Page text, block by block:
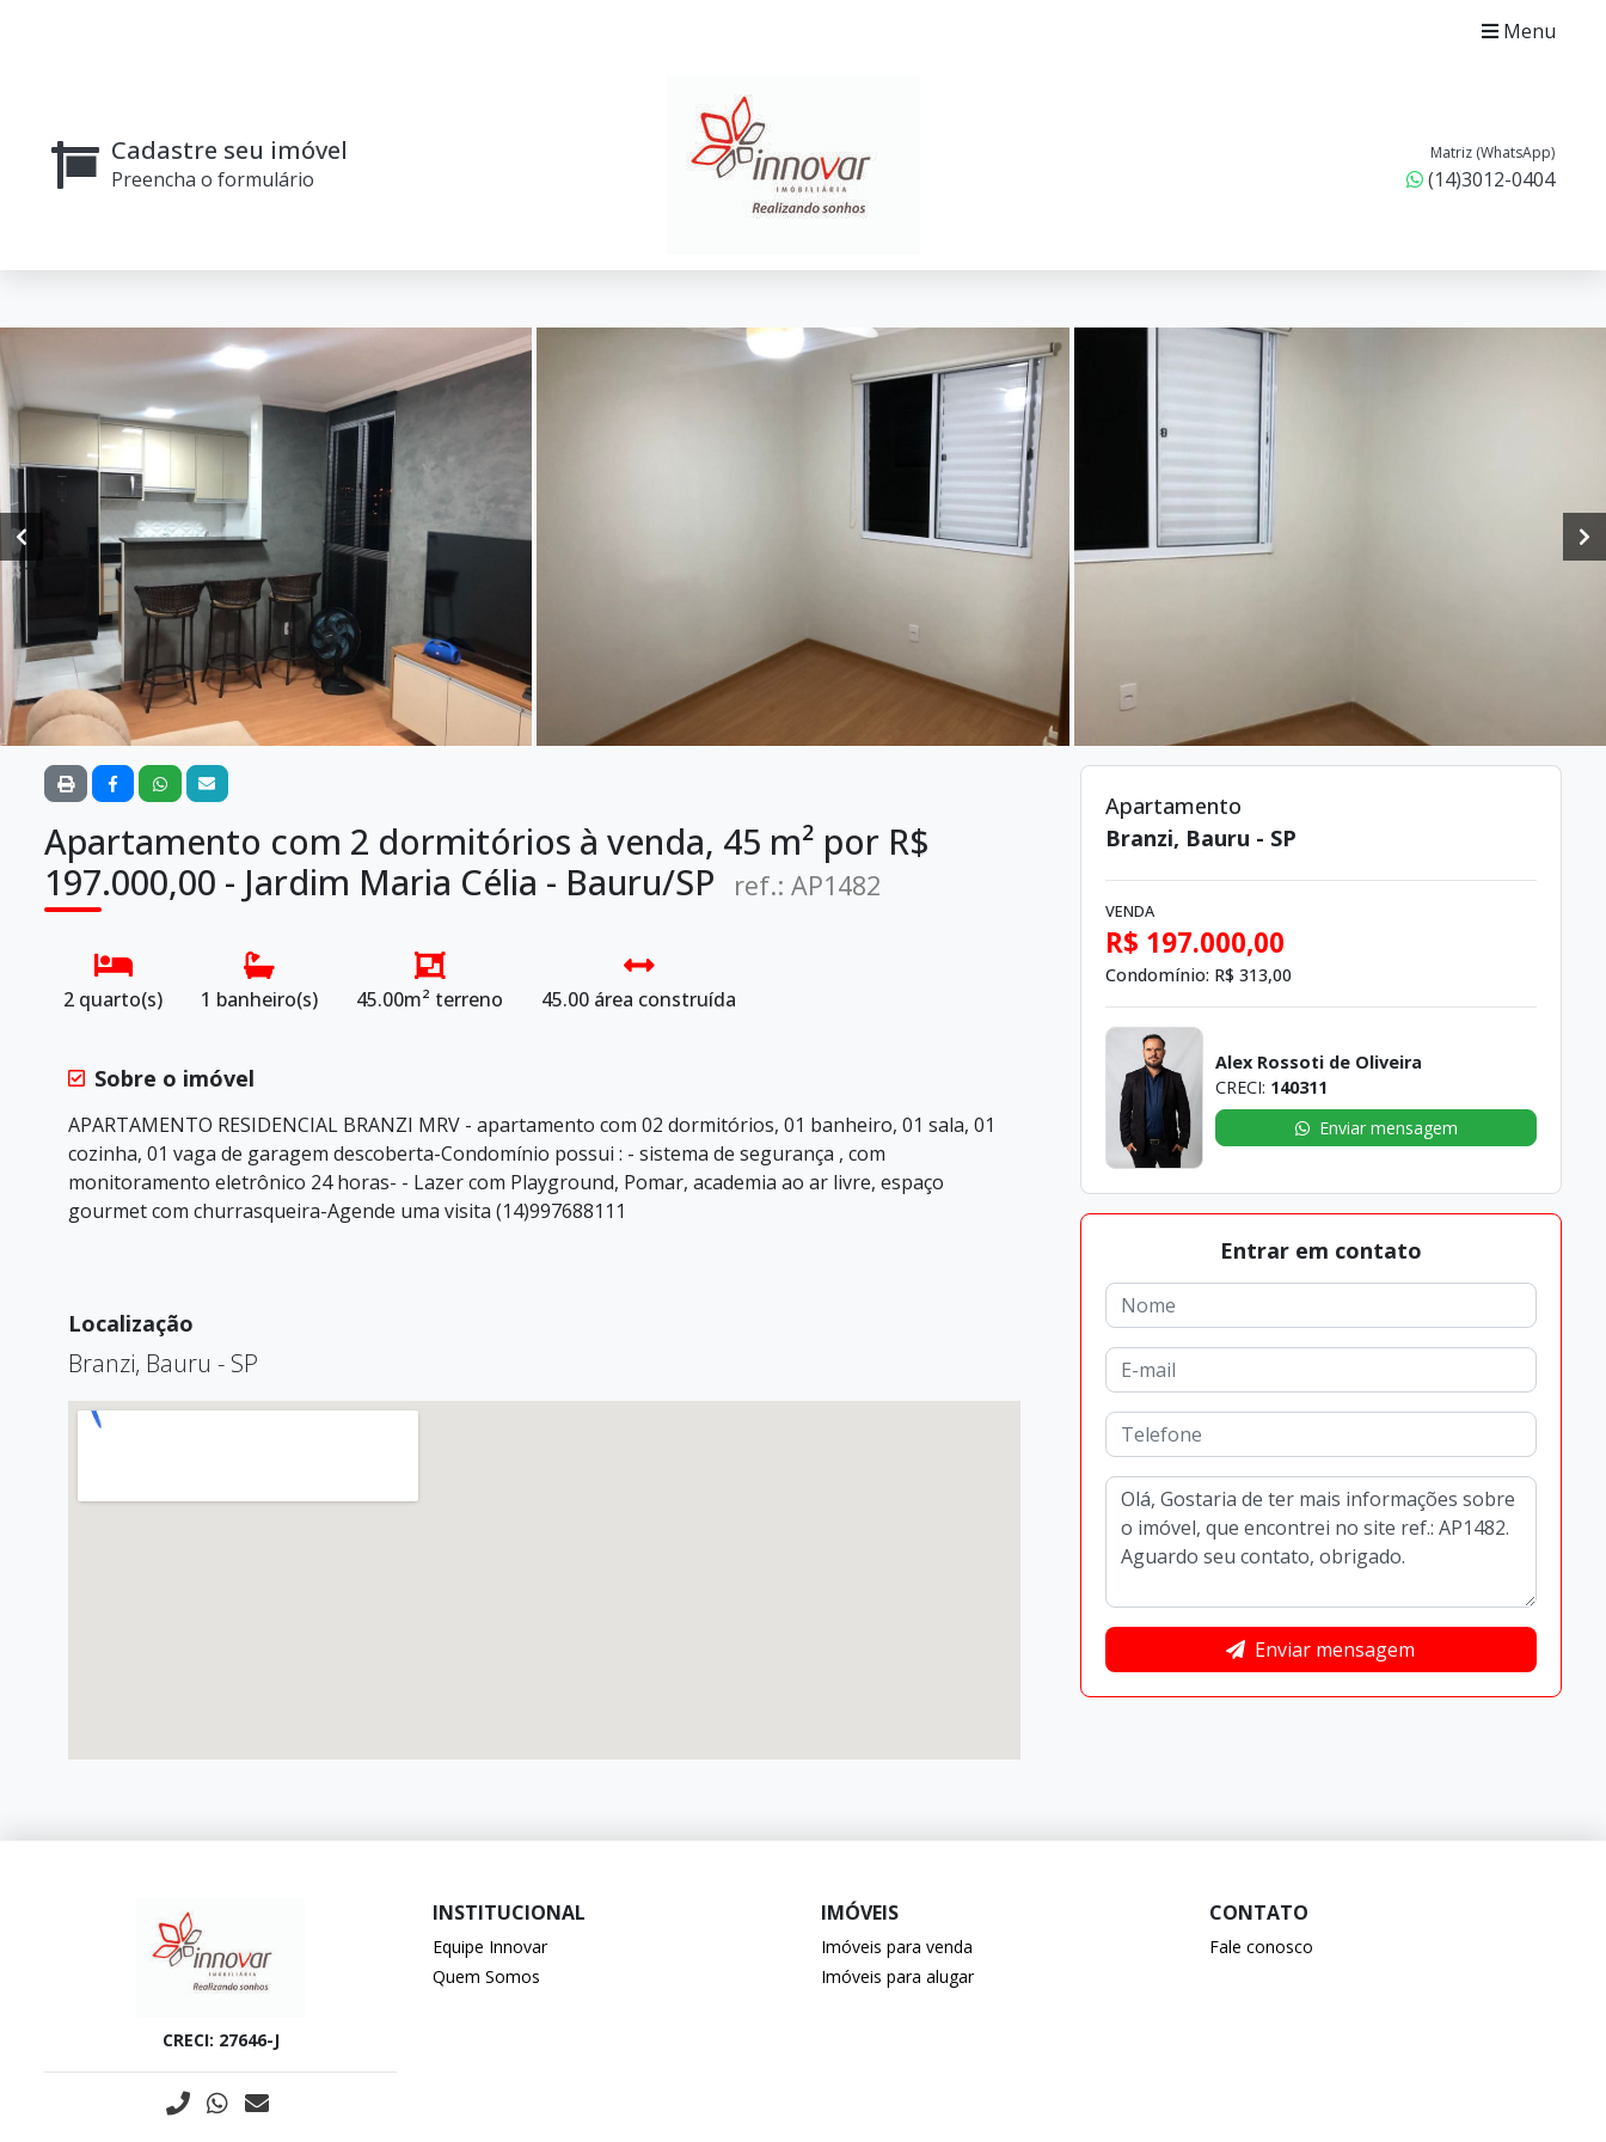
Menu
Cadastre seu imóvel
Preencha o formulário
Matriz (WhatsApp)
(14)3012-0404
Apartamento com 2 dormitórios à venda, 45 m² por R$
197.000,00 - Jardim Maria Célia - Bauru/SP
ref.: AP1482
2 quarto(s) 1 banheiro(s) 45.00m² terreno 45.00 área construída
Sobre o imóvel
APARTAMENTO RESIDENCIAL BRANZI MRV - apartamento com 02 dormitórios, 01 banheiro, 01 sala, 01
cozinha, 01 vaga de garagem descoberta-Condomínio possui : - sistema de segurança , com
monitoramento eletrônico 24 horas- - Lazer com Playground, Pomar, academia ao ar livre, espaço
gourmet com churrasqueira-Agende uma visita (14)997688111
Localização
Branzi, Bauru - SP
Apartamento
Branzi, Bauru - SP
VENDA
R$ 197.000,00
Condomínio: R$ 313,00
Alex Rossoti de Oliveira
CRECI: 140311
Enviar mensagem
Entrar em contato
Enviar mensagem
CRECI: 27646-J
INSTITUCIONAL
Equipe Innovar
Quem Somos
IMÓVEIS
Imóveis para venda
Imóveis para alugar
CONTATO
Fale conosco